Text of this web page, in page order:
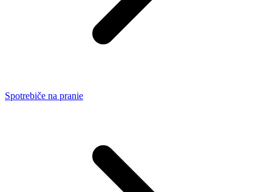
Spotrebiče na pranie